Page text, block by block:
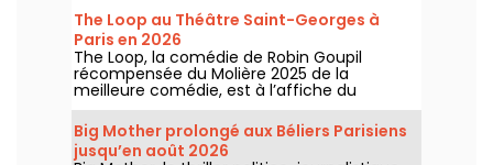
The Loop au Théâtre Saint-Georges à
Paris en 2026
The Loop, la comédie de Robin Goupil
récompensée du Molière 2025 de la
meilleure comédie, est à l’affiche du
Théâtre Saint-Georges à Paris jusqu’au 15
novembre 2026.
Big Mother prolongé aux Béliers Parisiens
jusqu’en août 2026